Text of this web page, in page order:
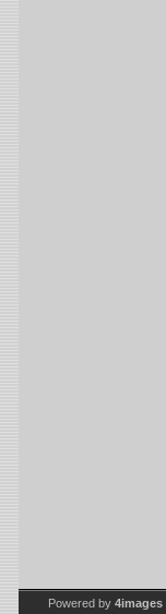
Powered by 4images